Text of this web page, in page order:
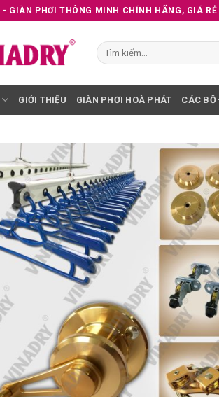
- GIÀN PHƠI THÔNG MINH CHÍNH HÃNG, GIÁ RẺ
Tìm
kiếm:
GIỚI THIỆU GIÀN PHƠI HOÀ PHÁT CÁC